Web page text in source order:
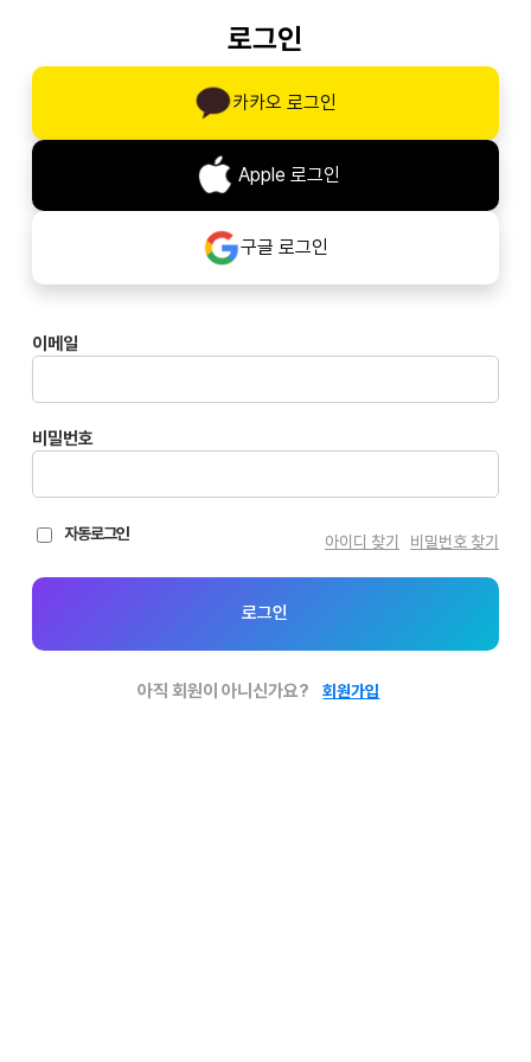
main
로그인
카카오 로그인
Apple 로그인
구글 로그인
이메일
비밀번호
자동로그인 아이디 찾기 비밀번호 찾기
로그인
아직 회원이 아니신가요? 회원가입